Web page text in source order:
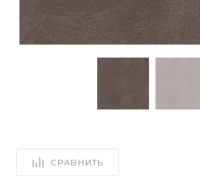
СРАВНИТЬ